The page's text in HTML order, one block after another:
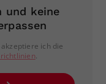
und keine
ich die
.